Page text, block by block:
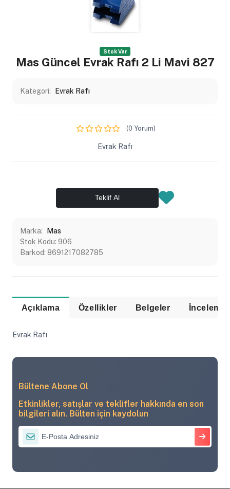
Stok Var
Mas Güncel Evrak Rafı 2 Li Mavi 827
Kategori: Evrak Rafı
(0 Yorum)
Evrak Rafı
Teklif Al
Marka:
Mas
Stok Kodu: 906
Barkod: 8691217082785
Açıklama Özellikler Belgeler
Evrak Rafı
Bültene Abone Ol
Etkinlikler, satışlar ve teklifler hakkında en son
bilgileri alın. Bülten için kaydolun